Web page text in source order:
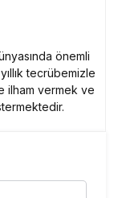
önemli
tecrübemizle
ilham vermek ve